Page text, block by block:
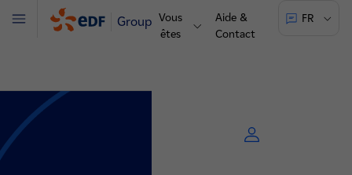
Groupe Vous
êtes
Aide &
Contact
FR
Menu